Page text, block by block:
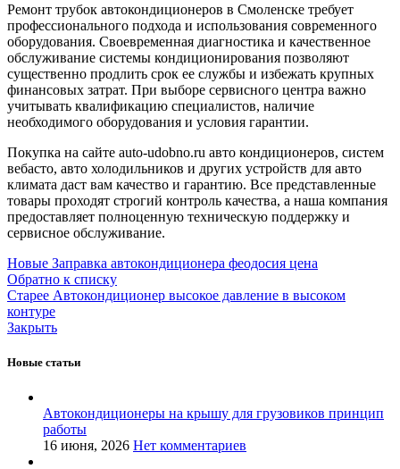
Ремонт трубок автокондиционеров в Смоленске требует
профессионального подхода и использования современного
оборудования. Своевременная диагностика и качественное
обслуживание системы кондиционирования позволяют
существенно продлить срок ее службы и избежать крупных
финансовых затрат. При выборе сервисного центра важно
учитывать квалификацию специалистов, наличие
необходимого оборудования и условия гарантии.
Покупка на сайте auto-udobno.ru авто кондиционеров, систем
вебасто, авто холодильников и других устройств для авто
климата даст вам качество и гарантию. Все представленные
товары проходят строгий контроль качества, а наша компания
предоставляет полноценную техническую поддержку и
сервисное обслуживание.
Новые Заправка автокондиционера феодосия цена
Обратно к списку
Старее Автокондиционер высокое давление в высоком
контуре
Закрыть
Новые статьи
Автокондиционеры на крышу для грузовиков принцип
работы
16 июня, 2026 Нет комментариев